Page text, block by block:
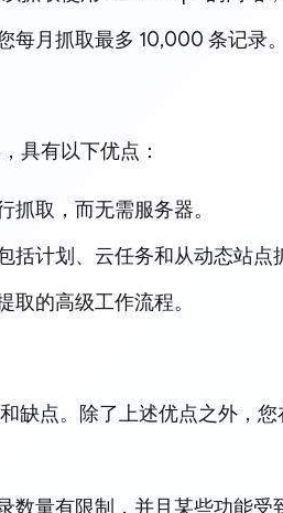
每月抓取最多 10,000 条记录。
具有以下优点：
抓取，而无需服务器。
括计划、云任务和从动态站点
取的高级工作流程。
缺点。除了上述优点之外，
数量有限制，并且某些功能受